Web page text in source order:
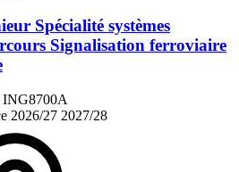
Spécialité systèmes
Signalisation ferroviaire
ING8700A
2026/27 2027/28